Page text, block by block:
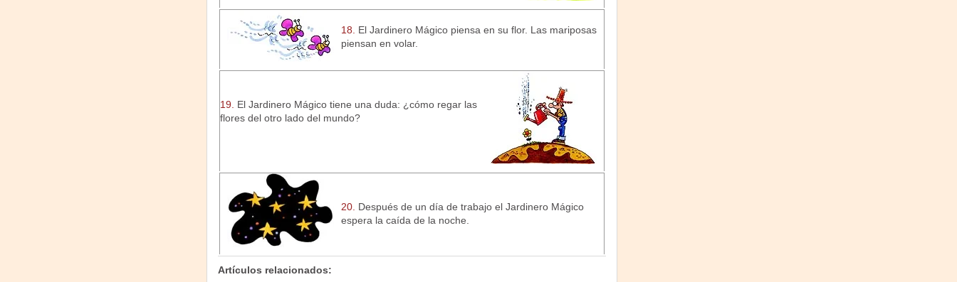
18.
El Jardinero Mágico piensa en su flor. Las mariposas
piensan en volar.
19. El Jardinero Mágico tiene una duda: ¿cómo regar las
flores del otro lado del mundo?
20. Después de un día de trabajo el Jardinero Mágico
espera la caída de la noche.
Artículos relacionados: